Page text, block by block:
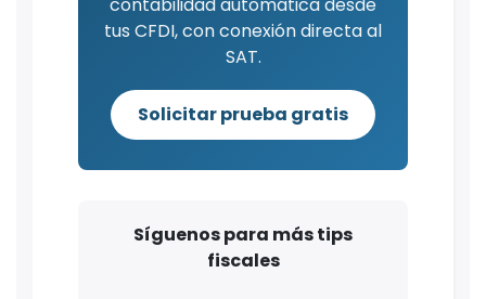
tus CFDI, con conexión directa al
SAT.
Solicitar prueba gratis
Síguenos para más tips
fiscales